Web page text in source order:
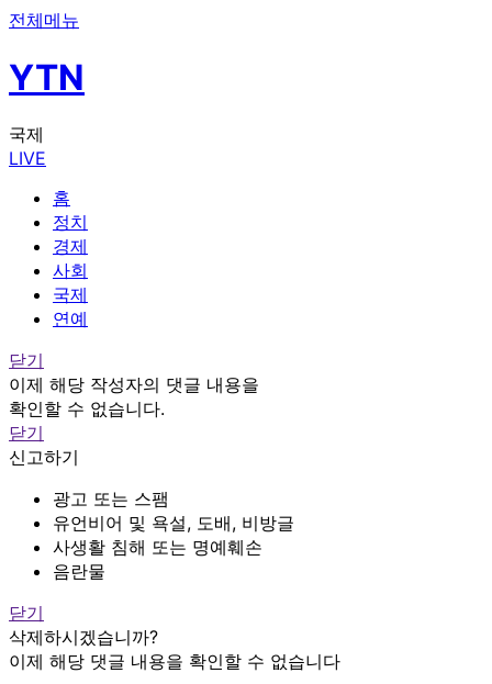
전체메뉴
YTN
국제
LIVE
홈
정치
경제
사회
국제
연예
닫기
이제 해당 작성자의 댓글 내용을
확인할 수 없습니다.
닫기
신고하기
광고 또는 스팸
유언비어 및 욕설, 도배, 비방글
사생활 침해 또는 명예훼손
음란물
닫기
삭제하시겠습니까?
이제 해당 댓글 내용을 확인할 수 없습니다